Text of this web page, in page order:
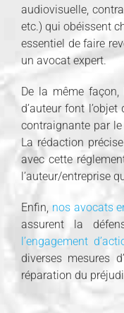
audiovisuelle,
etc.) qui obéissent
essentiel de faire
un avocat expert.
De la même
d’auteur font
contraignante par
La rédaction
avec cette
l’auteur/entreprise
Enfin, nos avocats
assurent la
l’engagement
diverses mesures
réparation du